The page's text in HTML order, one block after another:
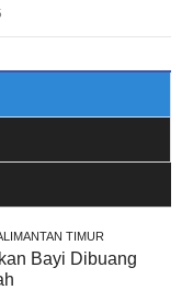
TIMUR
Bayi Dibuang